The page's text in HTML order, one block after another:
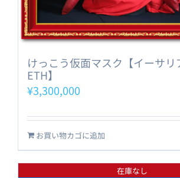
けっこう仮面マスク【イーサリ
ETH】
¥3,300,000
お買い物カゴに追加
在庫なし